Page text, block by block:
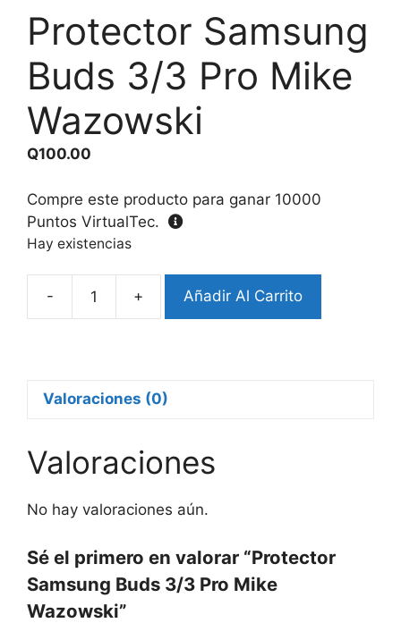
Protector Samsung
Buds 3/3 Pro Mike
Wazowski
Q100.00
Compre este producto para ganar 10000
Puntos VirtualTec.
Hay existencias
-
Protector
Pro
cantidad
+ Añadir Al Carrito
Valoraciones (0)
Valoraciones
No hay valoraciones aún.
Sé el primero en valorar “Protector
Samsung Buds 3/3 Pro Mike
Wazowski”